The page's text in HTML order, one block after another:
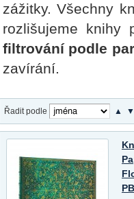
zážitky. Všechny
rozlišujeme knihy
filtrování podle
zavírání.
Řadit podle ▲